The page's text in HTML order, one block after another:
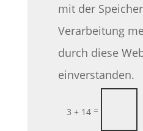
mit der
Verarbeitung
durch diese
einverstanden.
3 + 14 =